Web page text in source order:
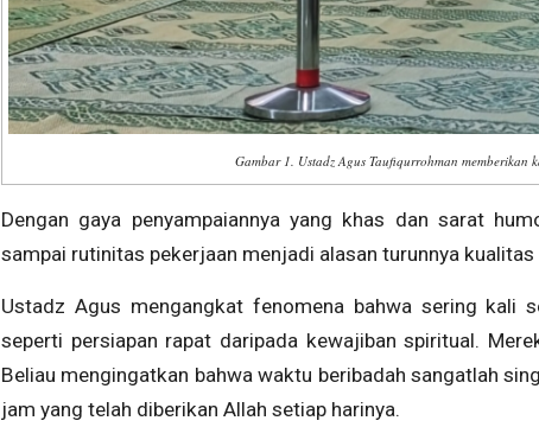
Gambar 1. Ustadz Agus Taufiqurrohman memberikan
Dengan gaya penyampaiannya yang khas dan sarat
sampai rutinitas pekerjaan menjadi alasan turunnya kualitas
Ustadz Agus mengangkat fenomena bahwa sering kali
seperti persiapan rapat daripada kewajiban spiritual.
Beliau mengingatkan bahwa waktu beribadah sangatlah
jam yang telah diberikan Allah setiap harinya.